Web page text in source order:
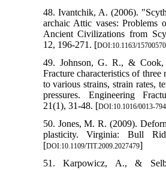
48. Ivantchik, A. (2006).
archaic Attic vases: Problems
Ancient Civilizations from
12, 196-271. [DOI:10.1163/
49. Johnson, G. R., &
Fracture characteristics of three
to various strains, strain rates,
pressures. Engineering
21(1), 31-48. [DOI:10.1016/0013-
50. Jones, M. R. (2009).
plasticity. Virginia: Bull
[DOI:10.1109/TIT.2009.2027479]
51. Karpowicz, A., &